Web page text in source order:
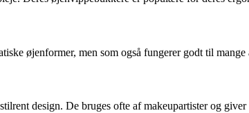
øjenformer, men som også fungerer godt til
design. De bruges ofte af makeupartister og